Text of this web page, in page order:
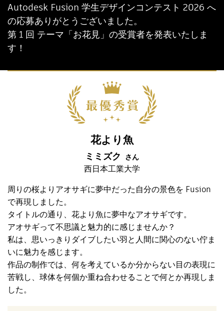
Autodesk Fusion 学生デザインコンテスト 2026 へ
の応募ありがとうございました。
第 1 回 テーマ「お花見」の受賞者を発表いたしま
す！
花より魚
ミミズク さん
西日本工業大学
周りの桜よりアオサギに夢中だった自分の景色を Fusion
で再現しました。
タイトルの通り、花より魚に夢中なアオサギです。
アオサギって不思議と魅力的に感じませんか？
私は、思いっきりダイブしたい羽と人間に関心のない佇ま
いに魅力を感じます。
作品の制作では、何を考えているか分からない目の表現に
苦戦し、球体を何個か重ね合わせることで何とか再現しま
した。